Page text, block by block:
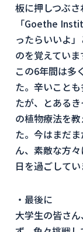
板に押しつぶ
「Goethe
ったらいいよ
のを覚えていま
この6年間は多
た。辛いこと
たが、とある
の植物療法を
た。今はまだ
ん、素敵な方
日を過ごしてい
・最後に
大学生の皆さ